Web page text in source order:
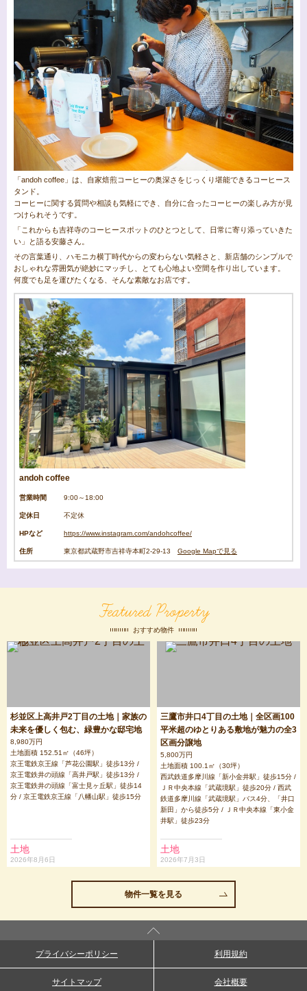
「andoh coffee」は、自家焙煎コーヒーの奥深さをじっくり堪能できるコーヒース
タンド。
コーヒーに関する質問や相談も気軽にでき、自分に合ったコーヒーの楽しみ方が見
つけられそうです。
「これからも吉祥寺のコーヒースポットのひとつとして、日常に寄り添っていきた
い」と語る安藤さん。
その言葉通り、ハモニカ横丁時代からの変わらない気軽さと、新店舗のシンプルで
おしゃれな雰囲気が絶妙にマッチし、とても心地よい空間を作り出しています。
何度でも足を運びたくなる、そんな素敵なお店です。
andoh coffee
営業時間 9:00～18:00
定休日 不定休
HPなど https://www.instagram.com/andohcoffee/
住所 東京都武蔵野市吉祥寺本町2-29-13 Google Mapで見る
Featured Property
おすすめ物件
杉並区上高井戸2丁目の土地｜家族の
未来を優しく包む、緑豊かな邸宅地
8,980万円
土地面積 152.51㎡（46坪）
京王電鉄京王線「芦花公園駅」徒歩13分 /
京王電鉄井の頭線「高井戸駅」徒歩13分 /
京王電鉄井の頭線「富士見ヶ丘駅」徒歩14
分 / 京王電鉄京王線「八幡山駅」徒歩15分
土地
2026年8月6日
三鷹市井口4丁目の土地｜全区画100
平米超のゆとりある敷地が魅力の全3
区画分譲地
5,800万円
土地面積 100.1㎡（30坪）
西武鉄道多摩川線「新小金井駅」徒歩15分 /
ＪＲ中央本線「武蔵境駅」徒歩20分 / 西武
鉄道多摩川線「武蔵境駅」バス4分、「井口
新田」から徒歩5分 / ＪＲ中央本線「東小金
井駅」徒歩23分
土地
2026年7月3日
物件一覧を見る
プライバシーポリシー 利用規約
サイトマップ 会社概要